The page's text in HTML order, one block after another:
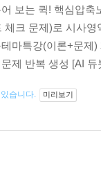
보는 퀵! 핵심압축
크 문제)로 시사영
마특강(이론+문제)
제 반복 생성 [AI
습니다. 미리보기